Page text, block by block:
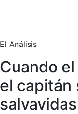
El Análisis
Cuando
el capitán
salvavidas